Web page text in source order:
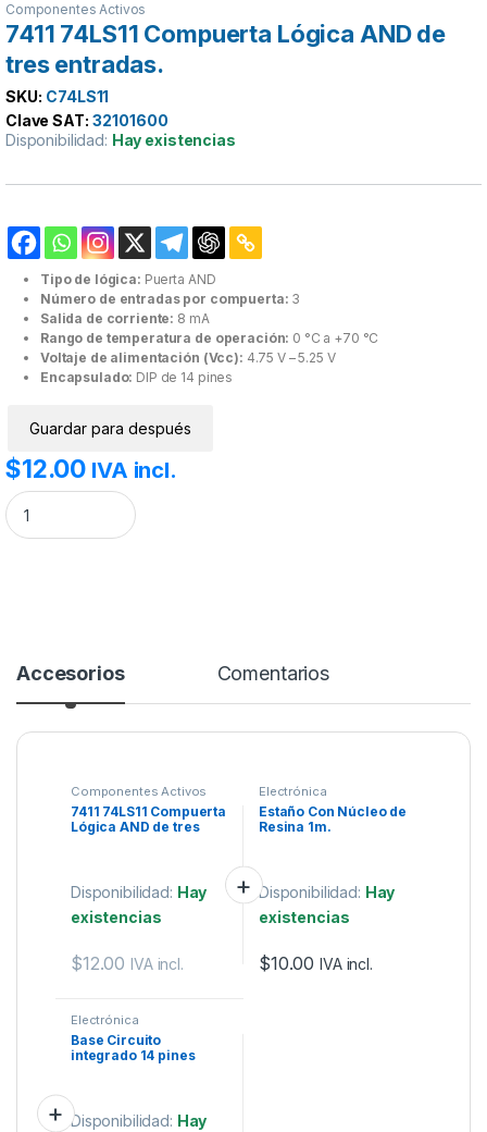
Componentes Activos
7411 74LS11 Compuerta Lógica AND de
tres entradas.
SKU: C74LS11
Clave SAT: 32101600
Disponibilidad: Hay existencias
Tipo de lógica: Puerta AND
Número de entradas por compuerta: 3
Salida de corriente: 8 mA
Rango de temperatura de operación: 0 °C a +70 °C
Voltaje de alimentación (Vcc): 4.75 V – 5.25 V
Encapsulado: DIP de 14 pines
Guardar para después
$12.00 IVA incl.
7411 74LS11 Compuerta Lógica AND de tres entradas. cantidad
Accesorios Comentarios
Componentes Activos
7411 74LS11 Compuerta
Lógica AND de tres
Disponibilidad: Hay
existencias
$12.00 IVA incl.
Electrónica
Estaño Con Núcleo de
Resina 1m.
Disponibilidad: Hay
existencias
$10.00 IVA incl.
Electrónica
Base Circuito
integrado 14 pines
Disponibilidad: Hay